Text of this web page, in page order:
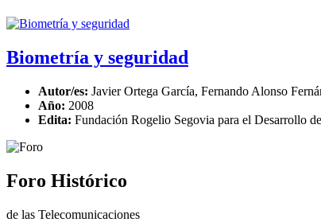
Biometría y seguridad
Autor/es: Javier Ortega García, Fernando Alonso
Año: 2008
Edita: Fundación Rogelio Segovia para el Desarrollo
Foro Histórico
de las Telecomunicaciones